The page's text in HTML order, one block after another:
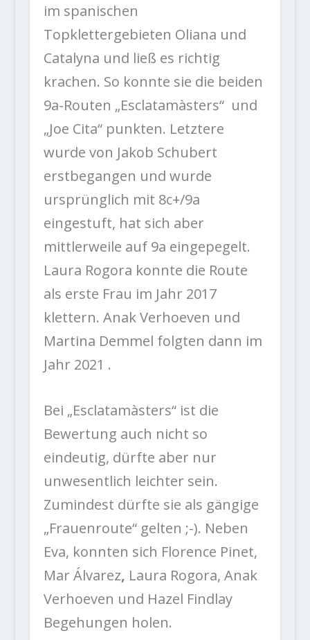
im spanischen
Topklettergebieten Oliana und
Catalyna und ließ es richtig
krachen. So konnte sie die beiden
9a-Routen „Esclatamàsters“ und
„Joe Cita“ punkten. Letztere
wurde von Jakob Schubert
erstbegangen und wurde
ursprünglich mit 8c+/9a
eingestuft, hat sich aber
mittlerweile auf 9a eingepegelt.
Laura Rogora konnte die Route
als erste Frau im Jahr 2017
klettern. Anak Verhoeven und
Martina Demmel folgten dann im
Jahr 2021 .
Bei „Esclatamàsters“ ist die
Bewertung auch nicht so
eindeutig, dürfte aber nur
unwesentlich leichter sein.
Zumindest dürfte sie als gängige
„Frauenroute“ gelten ;-). Neben
Eva, konnten sich Florence Pinet,
Mar Álvarez, Laura Rogora, Anak
Verhoeven und Hazel Findlay
Begehungen holen.